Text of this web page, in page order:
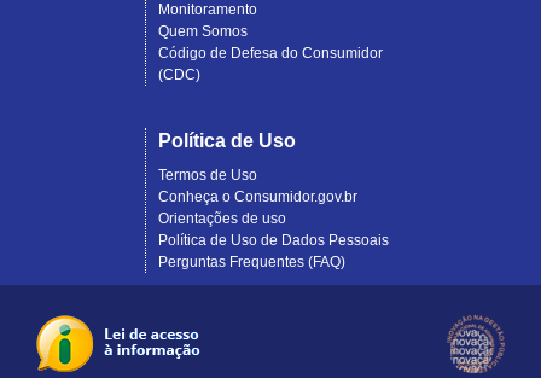
Monitoramento
Quem Somos
Código de Defesa do Consumidor
(CDC)
Política de Uso
Termos de Uso
Conheça o Consumidor.gov.br
Orientações de uso
Política de Uso de Dados Pessoais
Perguntas Frequentes (FAQ)